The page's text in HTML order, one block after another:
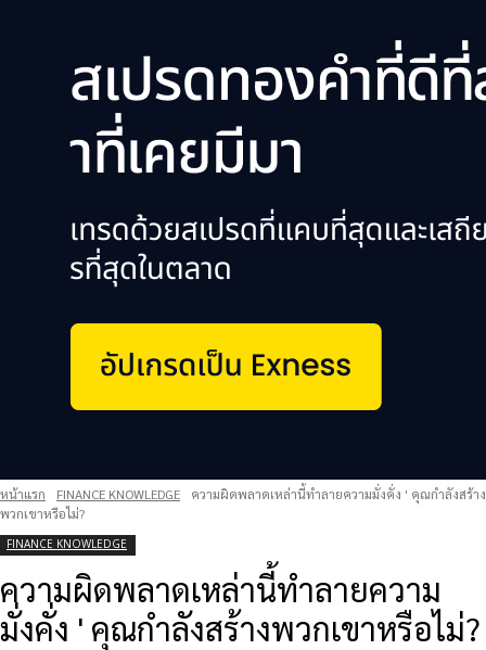
หน้าแรก FINANCE KNOWLEDGE
ความผิดพลาดเหล่านี้ทำลายความมั่งคั่ง ' คุณกำลังสร้าง
พวกเขาหรือไม่?
FINANCE KNOWLEDGE
ความผิดพลาดเหล่านี้ทำลายความ
มั่งคั่ง ' คุณกำลังสร้างพวกเขาหรือไม่?